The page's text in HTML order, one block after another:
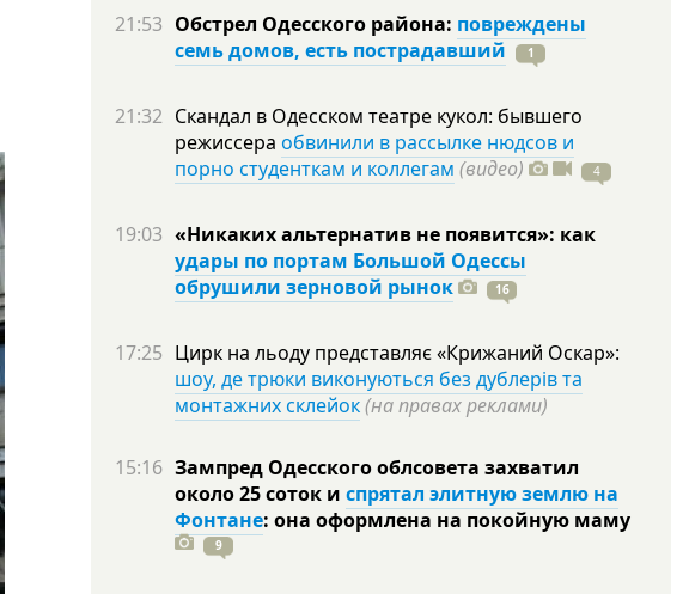
21:53 Обстрел Одесского района: повреждены
семь домов, есть пострадавший
1
21:32 Скандал в Одесском театре кукол: бывшего
режиссера обвинили в рассылке нюдсов и
порно студенткам и коллегам (видео) 4
19:03 «Никаких альтернатив не появится»: как
удары по портам Большой Одессы
обрушили зерновой рынок
16
17:25 Цирк на льоду представляє «Крижаний Оскар»:
шоу, де трюки виконуються без дублерів та
монтажних склейок(на правах реклами)
15:16 Зампред Одесского облсовета захватил
около 25 соток и спрятал элитную землю на
Фонтане: она оформлена на покойную маму
9